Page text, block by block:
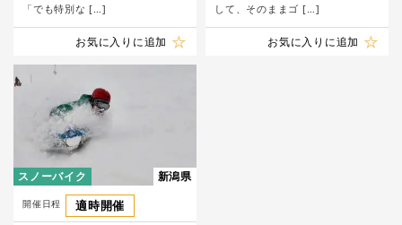
「でも特別な […]
お気に入りに追加
して、そのままゴ […]
お気に入りに追加
スノーバイク 新潟県
開催日程
適時開催